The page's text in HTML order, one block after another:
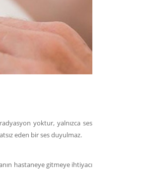
yoktur, yalnızca ses
eden bir ses duyulmaz.
hastaneye gitmeye ihtiyacı